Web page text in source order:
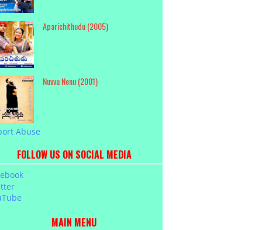
Aparichithudu (2005)
Nuvvu Nenu (2001)
Abuse
FOLLOW US ON SOCIAL MEDIA
MAIN MENU